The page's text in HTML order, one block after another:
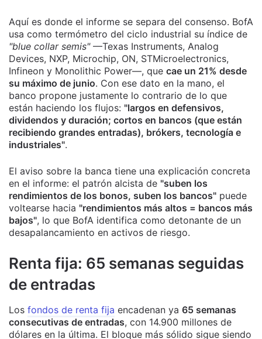
Aquí es donde el informe se separa del consenso. BofA
usa como termómetro del ciclo industrial su índice de
"blue collar semis"—Texas Instruments, Analog
Devices, NXP, Microchip, ON, STMicroelectronics,
Infineon y Monolithic Power—, que cae un 21% desde
su máximo de junio. Con ese dato en la mano, el
banco propone justamente lo contrario de lo que
están haciendo los flujos: "largos en defensivos,
dividendos y duración; cortos en bancos (que están
recibiendo grandes entradas), brókers, tecnología e
industriales".
El aviso sobre la banca tiene una explicación concreta
en el informe: el patrón alcista de "suben los
rendimientos de los bonos, suben los bancos" puede
voltearse hacia "rendimientos más altos = bancos más
bajos", lo que BofA identifica como detonante de un
desapalancamiento en activos de riesgo.
Renta fija: 65 semanas seguidas
de entradas
Los fondos de renta fija encadenan ya 65 semanas
consecutivas de entradas, con 14.900 millones de
dólares en la última. El bloque más sólido sigue siendo